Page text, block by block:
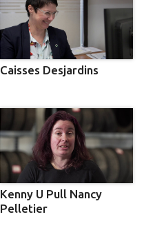
Caisses Desjardins
Kenny U Pull Nancy
Pelletier